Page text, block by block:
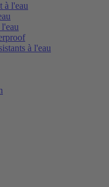
à l'eau
à l'eau